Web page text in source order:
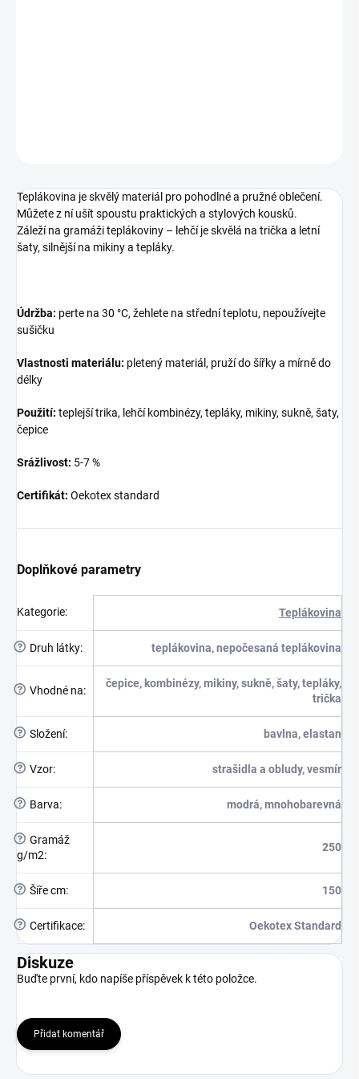
Teplákovina je skvělý materiál pro pohodlné a pružné oblečení.
Můžete z ní ušít spoustu praktických a stylových kousků.
Záleží na gramáži teplákoviny – lehčí je skvělá na trička a letní
šaty, silnější na mikiny a tepláky.
Údržba: perte na 30 °C, žehlete na střední teplotu, nepoužívejte
sušičku
Vlastnosti materiálu: pletený materiál, pruží do šířky a mírně do
délky
Použití: teplejší trika, lehčí kombinézy, tepláky, mikiny, sukně, šaty,
čepice
Srážlivost: 5-7 %
Certifikát: Oekotex standard
Doplňkové parametry
Kategorie: Teplákovina
? Druh látky: teplákovina, nepočesaná teplákovina
? Vhodné na:
čepice, kombinézy, mikiny, sukně, šaty, tepláky,
trička
? Složení: bavlna, elastan
? Vzor: strašidla a obludy, vesmír
? Barva: modrá, mnohobarevná
? Gramáž
g/m2:
250
? Šíře cm: 150
? Certifikace: Oekotex Standard
Diskuze
Buďte první, kdo napíše příspěvek k této položce.
Přidat komentář